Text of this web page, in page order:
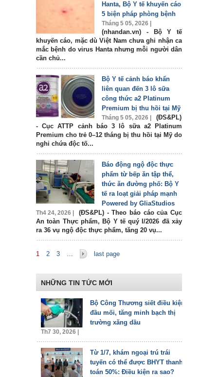
Hanta, Bộ Y tế khuyến cáo
5 biện pháp phòng bệnh
Tháng 5 05, 2026 |
(nhandan.vn) - Bộ Y tế
khuyến cáo, mặc dù Việt Nam chưa ghi nhận ca
mắc bệnh do virus Hanta nhưng mỗi người dân
cần chủ...
Bộ Y tế cảnh báo khẩn
liên quan đến 3 lô sữa
công thức a2 Platinum
Premium bị thu hồi tại Mỹ
Tháng 5 05, 2026 |
(ĐS&PL)
- Cục ATTP cảnh báo 3 lô sữa a2 Platinum
Premium cho trẻ 0–12 tháng bị thu hồi tại Mỹ do
nghi chứa độc tố...
Báo động ngộ độc thực
phẩm từ bếp ăn tập thể,
thức ăn đường phố: Bộ Y
tế ra loạt giải pháp mạnh
Powered by GliaStudios
Th4 24, 2026 |
(ĐS&PL) - Theo báo cáo của Cục
An toàn Thực phẩm, Bộ Y tế quý I/2026 đã xảy
ra 36 vụ ngộ độc thực phẩm, tăng 20 vụ...
Trang
1 2 3 … last page
NHỮNG TIN TỨC MỚI
Bộ Công Thương siết điều kiện
đầu mối, tăng minh bạch thị
trường xăng dầu
Th7 30, 2026 |
Từ 1/7, khám ngoại trú trái
tuyến có thể được BHYT thanh
toán 50%: Điều kiện ra sao?